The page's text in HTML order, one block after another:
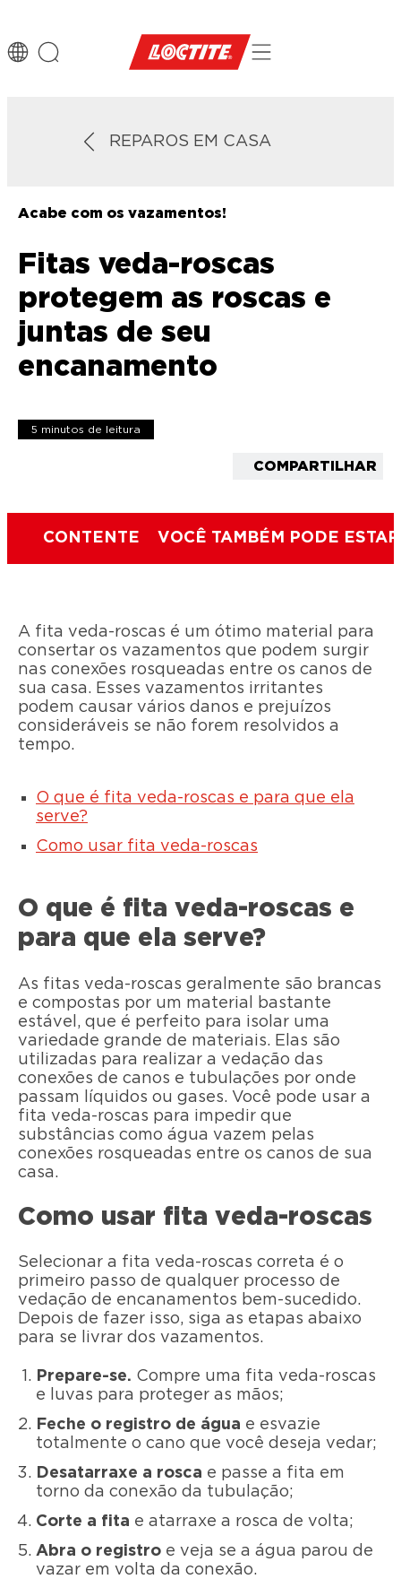
REPAROS EM CASA
Acabe com os vazamentos!
Fitas veda-roscas
protegem as roscas e
juntas de seu
encanamento
5 minutos de leitura
COMPARTILHAR
CONTENTE VOCÊ TAMBÉM PODE
A fita veda-roscas é um ótimo material para
consertar os vazamentos que podem surgir
nas conexões rosqueadas entre os canos de
sua casa. Esses vazamentos irritantes
podem causar vários danos e prejuízos
consideráveis se não forem resolvidos a
tempo.
O que é fita veda-roscas e para que ela
serve?
Como usar fita veda-roscas
O que é fita veda-roscas e
para que ela serve?
As fitas veda-roscas geralmente são brancas
e compostas por um material bastante
estável, que é perfeito para isolar uma
variedade grande de materiais. Elas são
utilizadas para realizar a vedação das
conexões de canos e tubulações por onde
passam líquidos ou gases. Você pode usar a
fita veda-roscas para impedir que
substâncias como água vazem pelas
conexões rosqueadas entre os canos de sua
casa.
Como usar fita veda-roscas
Selecionar a fita veda-roscas correta é o
primeiro passo de qualquer processo de
vedação de encanamentos bem-sucedido.
Depois de fazer isso, siga as etapas abaixo
para se livrar dos vazamentos.
Prepare-se. Compre uma fita veda-roscas
e luvas para proteger as mãos;
Feche o registro de água e esvazie
totalmente o cano que você deseja vedar;
Desatarraxe a rosca e passe a fita em
torno da conexão da tubulação;
Corte a fita e atarraxe a rosca de volta;
Abra o registro e veja se a água parou de
vazar em volta da conexão.